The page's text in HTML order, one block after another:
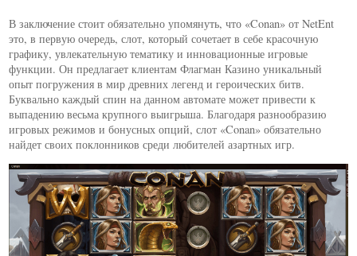
В заключение стоит обязательно упомянуть, что «Conan» от NetEnt
это, в первую очередь, слот, который сочетает в себе красочную
графику, увлекательную тематику и инновационные игровые
функции. Он предлагает клиентам Флагман Казино уникальный
опыт погружения в мир древних легенд и героических битв.
Буквально каждый спин на данном автомате может привести к
выпадению весьма крупного выигрыша. Благодаря разнообразию
игровых режимов и бонусных опций, слот «Conan» обязательно
найдет своих поклонников среди любителей азартных игр.